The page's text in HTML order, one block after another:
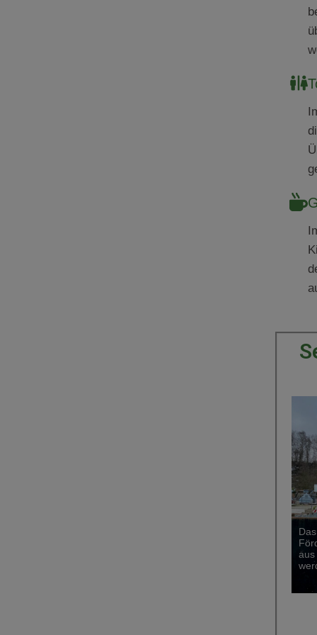
Das